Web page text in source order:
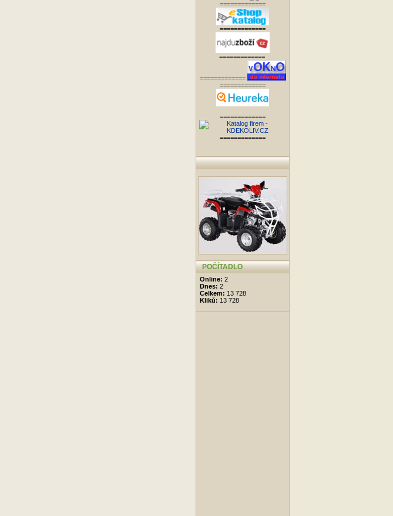
=============
=============
=============
=============
=============
=============
=============
POČÍTADLO
Online: 2
Dnes: 2
Celkem: 13 728
Kliků: 13 728